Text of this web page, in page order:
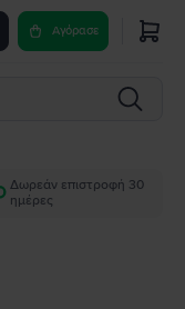
Αγόρασε
Δωρεάν επιστροφή 30
ημέρες